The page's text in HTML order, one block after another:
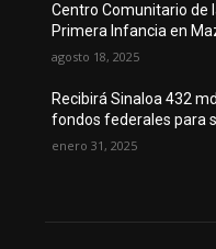
Centro Comunitario de
Primera Infancia en
agosto 18, 2025
Recibirá Sinaloa 432
fondos federales para
enero 31, 2025